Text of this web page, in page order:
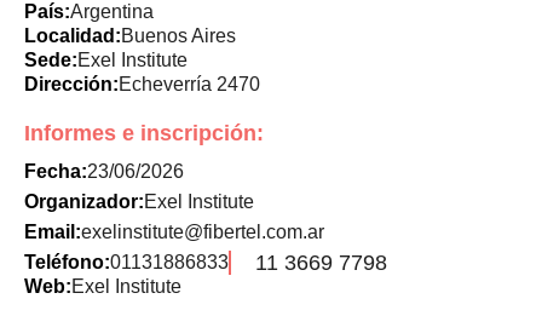
País:Argentina
Localidad:Buenos Aires
Sede:Exel Institute
Dirección:Echeverría 2470
Informes e inscripción:
Fecha:23/06/2026
Organizador:Exel Institute
Email:exelinstitute@fibertel.com.ar
Teléfono:01131886833 11 3669 7798
Web:Exel Institute